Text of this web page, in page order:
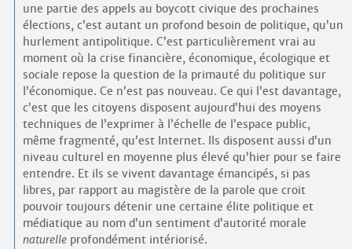
une partie des appels au boycott civique des prochaines
élections, c’est autant un profond besoin de politique, qu’un
hurlement antipolitique. C’est particulièrement vrai au
moment où la crise financière, économique, écologique et
sociale repose la question de la primauté du politique sur
l’économique. Ce n’est pas nouveau. Ce qui l’est davantage,
c’est que les citoyens disposent aujourd’hui des moyens
techniques de l’exprimer à l’échelle de l’espace public,
même fragmenté, qu’est Internet. Ils disposent aussi d’un
niveau culturel en moyenne plus élevé qu’hier pour se faire
entendre. Et ils se vivent davantage émancipés, si pas
libres, par rapport au magistère de la parole que croit
pouvoir toujours détenir une certaine élite politique et
médiatique au nom d’un sentiment d’autorité morale
naturelleprofondément intériorisé.